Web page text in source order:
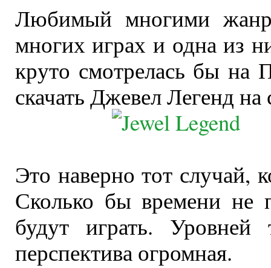
Любимый многими
многих играх и одна из
круто смотрелась бы
скачать Джевел Легенд
Это наверно тот случай,
Сколько бы времени
будут играть.
перспектива огромная.